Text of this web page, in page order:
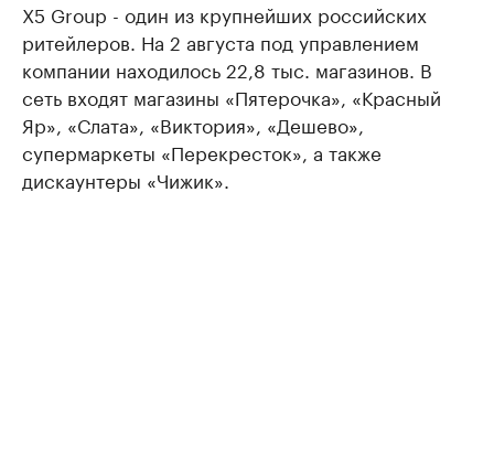
X5 Group - один из крупнейших российских
ритейлеров. На 2 августа под управлением
компании находилось 22,8 тыс. магазинов. В
сеть входят магазины «Пятерочка», «Красный
Яр», «Слата», «Виктория», «Дешево»,
супермаркеты «Перекресток», а также
дискаунтеры «Чижик».